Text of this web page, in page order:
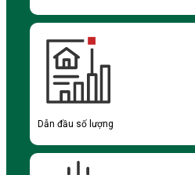
Dẫn đầu số lượng